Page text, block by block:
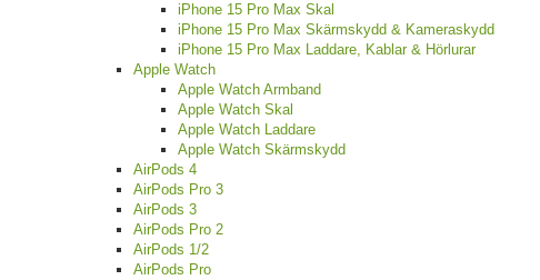
iPhone 15 Pro Max Skal
iPhone 15 Pro Max Skärmskydd & Kameraskydd
iPhone 15 Pro Max Laddare, Kablar & Hörlurar
Apple Watch
Apple Watch Armband
Apple Watch Skal
Apple Watch Laddare
Apple Watch Skärmskydd
AirPods 4
AirPods Pro 3
AirPods 3
AirPods Pro 2
AirPods 1/2
AirPods Pro